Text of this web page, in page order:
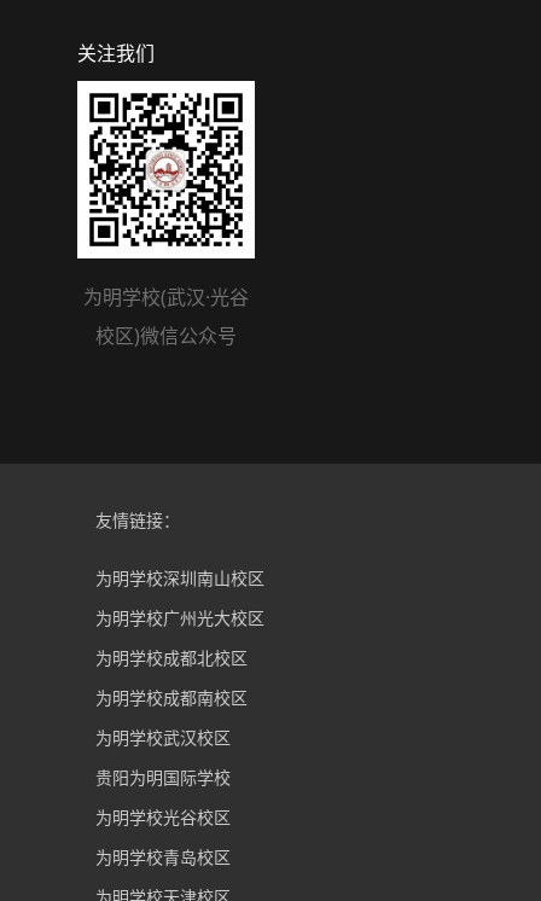
关注我们
为明学校(武汉·光谷
校区)微信公众号
友情链接：
为明学校深圳南山校区
为明学校广州光大校区
为明学校成都北校区
为明学校成都南校区
为明学校武汉校区
贵阳为明国际学校
为明学校光谷校区
为明学校青岛校区